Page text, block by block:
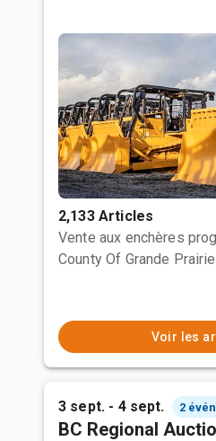
2,133 Articles
Vente aux enchères
County Of Grande
Voir les
3 sept. - 4 sept. 2
BC Regional